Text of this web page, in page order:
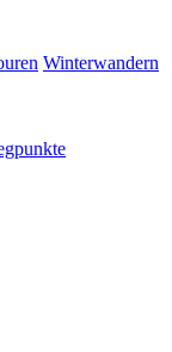
Winterwandern